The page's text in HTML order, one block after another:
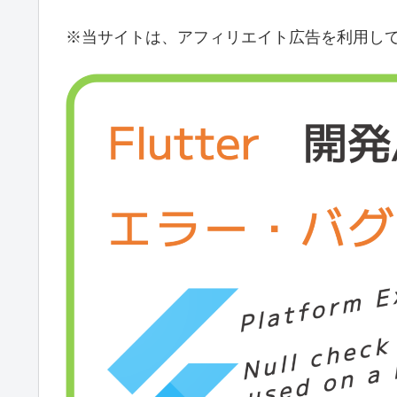
※当サイトは、アフィリエイト広告を利用し